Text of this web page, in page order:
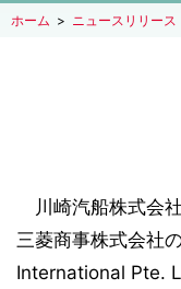
ホーム ニュースリリース
川崎汽船株式会
三菱商事株式会社
International Pte.